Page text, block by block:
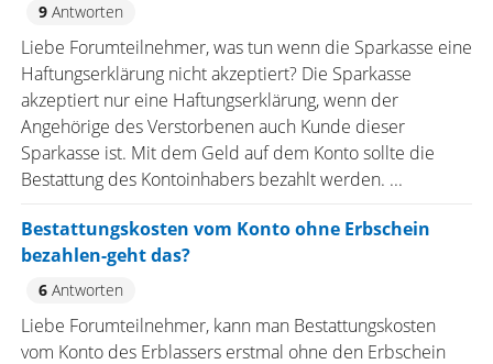
9Antworten
Liebe Forumteilnehmer, was tun wenn die Sparkasse eine
Haftungserklärung nicht akzeptiert? Die Sparkasse
akzeptiert nur eine Haftungserklärung, wenn der
Angehörige des Verstorbenen auch Kunde dieser
Sparkasse ist. Mit dem Geld auf dem Konto sollte die
Bestattung des Kontoinhabers bezahlt werden. ...
Bestattungskosten vom Konto ohne Erbschein
bezahlen-geht das?
6Antworten
Liebe Forumteilnehmer, kann man Bestattungskosten
vom Konto des Erblassers erstmal ohne den Erbschein